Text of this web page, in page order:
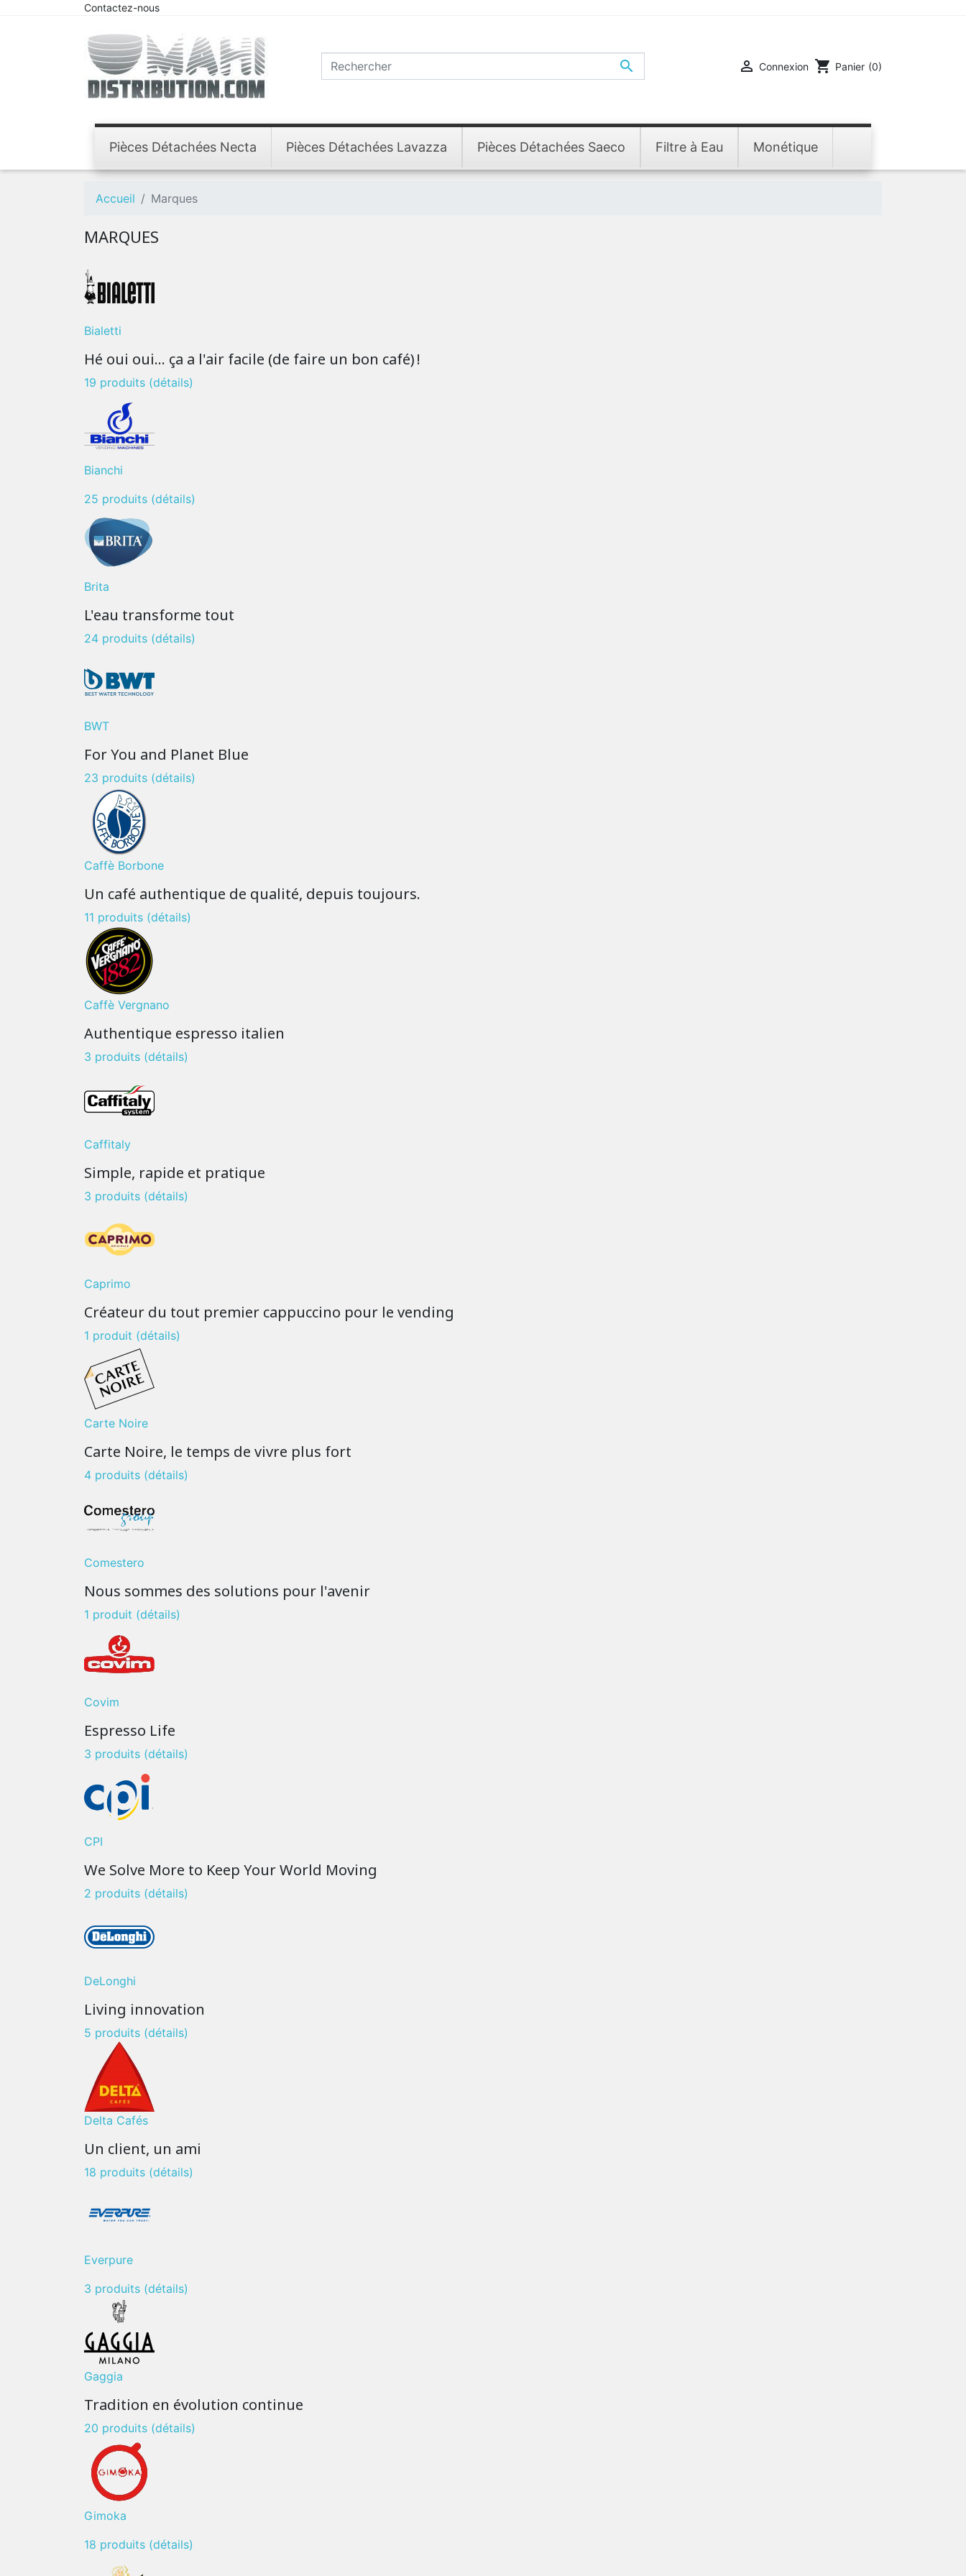
Contactez-nous
  Connexion shopping_cart Panier (0)
Pièces Détachées Necta Pièces Détachées Lavazza Pièces Détachées Saeco Filtre à Eau Monétique
Accueil Marques
MARQUES
Bialetti
Hé oui oui… ça a l'air facile (de faire un bon café) !
19 produits (détails)
Bianchi
25 produits (détails)
Brita
L'eau transforme tout
24 produits (détails)
BWT
For You and Planet Blue
23 produits (détails)
Caffè Borbone
Un café authentique de qualité, depuis toujours.
11 produits (détails)
Caffè Vergnano
Authentique espresso italien
3 produits (détails)
Caffitaly
Simple, rapide et pratique
3 produits (détails)
Caprimo
Créateur du tout premier cappuccino pour le vending
1 produit (détails)
Carte Noire
Carte Noire, le temps de vivre plus fort
4 produits (détails)
Comestero
Nous sommes des solutions pour l'avenir
1 produit (détails)
Covim
Espresso Life
3 produits (détails)
CPI
We Solve More to Keep Your World Moving
2 produits (détails)
DeLonghi
Living innovation
5 produits (détails)
Delta Cafés
Un client, un ami
18 produits (détails)
Everpure
3 produits (détails)
Gaggia
Tradition en évolution continue
20 produits (détails)
Gimoka
18 produits (détails)